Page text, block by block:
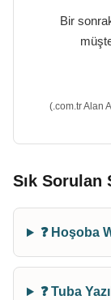
Bir
(.com.tr Alan
Sık Sorulan
❓ Hoşoba
❓ Tuba